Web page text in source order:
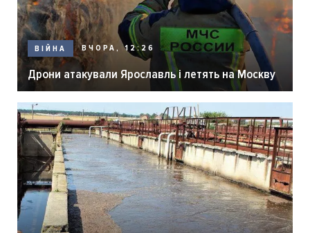
ВІЙНА ВЧОРА, 12:26
Дрони атакували Ярославль і летять на Москву